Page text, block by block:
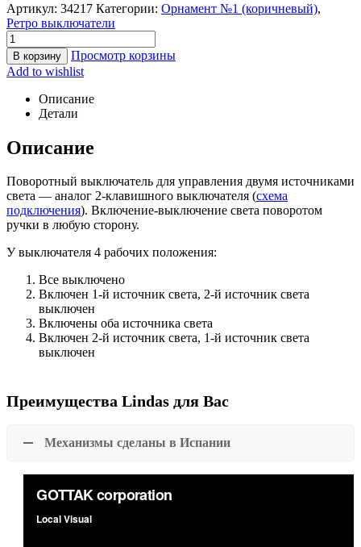
Артикул: 34217 Категории: Орнамент №1 (коричневый),
Ретро выключатели
В корзину
Просмотр корзины
Add to wishlist
Описание
Детали
Описание
Поворотный выключатель для управления двумя источниками
света — аналог 2-клавишного выключателя (схема
подключения). Включение-выключение света поворотом
ручки в любую сторону.
У выключателя 4 рабочих положения:
Все выключено
Включен 1-й источник света, 2-й источник света
выключен
Включены оба источника света
Включен 2-й источник света, 1-й источник света
выключен
Преимущества Lindas для Вас
Механизмы сделаны в Испании